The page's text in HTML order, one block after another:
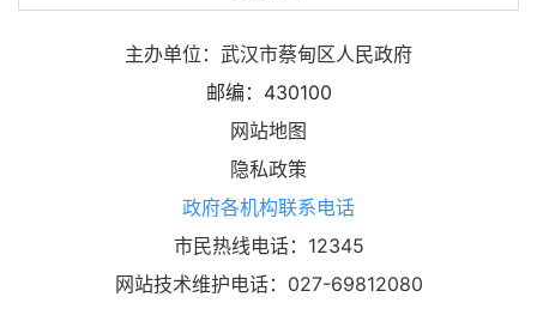
主办单位：武汉市蔡甸区人民政府
邮编：430100
网站地图
隐私政策
政府各机构联系电话
市民热线电话：12345
网站技术维护电话：027-69812080